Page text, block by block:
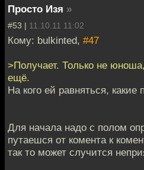
Просто Изя »
#53 | 11.10.11 11:02
Кому: bulkinted, #47
>Получает. Только не
ещё.
На кого ей равняться,
Для начала надо с полом
путаешся от комента к
так то может случится